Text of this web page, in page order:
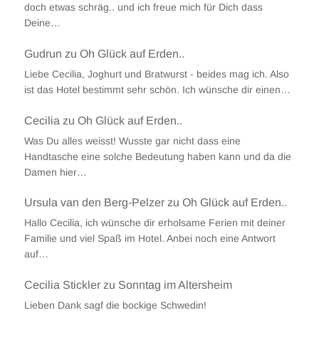
doch etwas schräg.. und ich freue mich für Dich dass
Deine…
Gudrun zu Oh Glück auf Erden..
Liebe Cecilia, Joghurt und Bratwurst - beides mag ich. Also
ist das Hotel bestimmt sehr schön. Ich wünsche dir einen…
Cecilia zu Oh Glück auf Erden..
Was Du alles weisst! Wusste gar nicht dass eine
Handtasche eine solche Bedeutung haben kann und da die
Damen hier…
Ursula van den Berg-Pelzerzu Oh Glück auf Erden..
Hallo Cecilia, ich wünsche dir erholsame Ferien mit deiner
Familie und viel Spaß im Hotel. Anbei noch eine Antwort
auf…
Cecilia Sticklerzu Sonntag im Altersheim
Lieben Dank sagf die bockige Schwedin!